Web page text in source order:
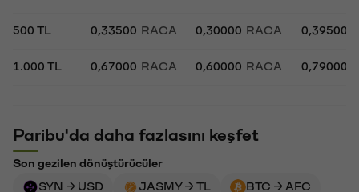
500 TL 0,33500 RACA 0,30000 RACA 0,39500
1.000 TL 0,67000 RACA 0,60000 RACA 0,79000
Paribu'da daha fazlasını keşfet
Son gezilen dönüştürücüler
SYN → USD
JASMY → TL BTC → AFC